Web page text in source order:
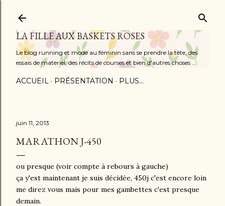
LA FILLE AUX BASKETS ROSES
Le blog running et mode au féminin sans se prendre la tête, des
essais de materiel, des récits de courses et bien d'autres choses ...
ACCUEIL PRÉSENTATION PLUS…
juin 11, 2013
MARATHON J-450
ou presque (voir compte à rebours à gauche)
ça y'est maintenant je suis décidée, 450j c'est encore loin
me direz vous mais pour mes gambettes c'est presque
demain.